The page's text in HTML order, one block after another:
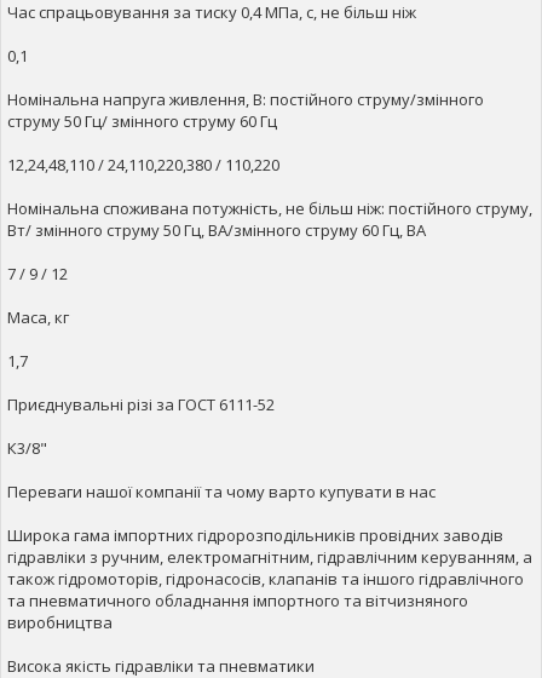
Час спрацьовування за тиску 0,4 МПа, с, не більш ніж
0,1
Номінальна напруга живлення, В: постійного струму/змінного
струму 50 Гц/ змінного струму 60 Гц
12,24,48,110 / 24,110,220,380 / 110,220
Номінальна споживана потужність, не більш ніж: постійного струму,
Вт/ змінного струму 50 Гц, ВА/змінного струму 60 Гц, ВА
7 / 9 / 12
Маса, кг
1,7
Приєднувальні різі за ГОСТ 6111-52
К3/8"
Переваги нашої компанії та чому варто купувати в нас
Широка гама імпортних гідророзподільників провідних заводів
гідравліки з ручним, електромагнітним, гідравлічним керуванням, а
також гідромоторів, гідронасосів, клапанів та іншого гідравлічного
та пневматичного обладнання імпортного та вітчизняного
виробництва
Висока якість гідравліки та пневматики